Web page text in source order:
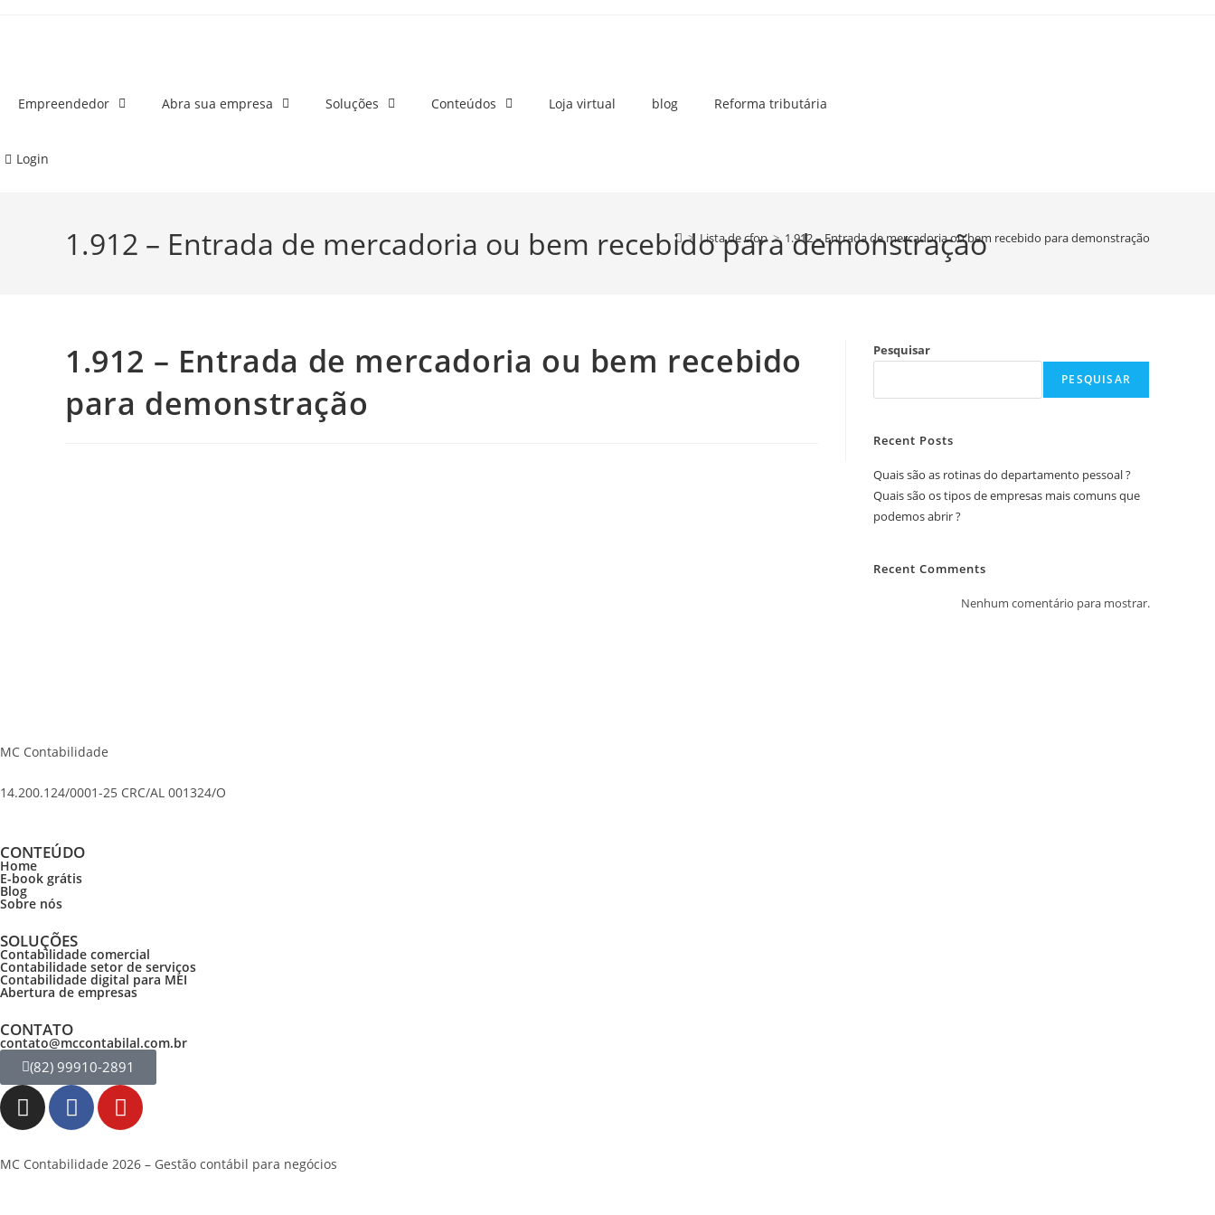
Empreendedor Abra sua empresa Soluções Conteúdos Loja virtual blog Reforma tributária
Login
1.912 – Entrada de mercadoria ou bem recebido para demonstração
> Lista de cfop > 1.912 – Entrada de mercadoria ou bem recebido para demonstração
1.912 – Entrada de mercadoria ou bem recebido
para demonstração
Pesquisar
PESQUISAR
Recent Posts
Quais são as rotinas do departamento pessoal ?
Quais são os tipos de empresas mais comuns que
podemos abrir ?
Recent Comments
Nenhum comentário para mostrar.
MC Contabilidade
14.200.124/0001-25 CRC/AL 001324/O
CONTEÚDO
Home
E-book grátis
Blog
Sobre nós
SOLUÇÕES
Contabilidade comercial
Contabilidade setor de serviços
Contabilidade digital para MEI
Abertura de empresas
CONTATO
contato@mccontabilal.com.br
(82) 99910-2891
MC Contabilidade 2026 – Gestão contábil para negócios